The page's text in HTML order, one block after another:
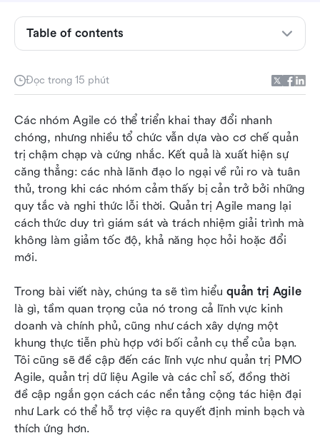
Đọc trong 15 phút
Các nhóm Agile có thể triển khai thay đổi nhanh
chóng, nhưng nhiều tổ chức vẫn dựa vào cơ chế quản
trị chậm chạp và cứng nhắc. Kết quả là xuất hiện sự
căng thẳng: các nhà lãnh đạo lo ngại về rủi ro và tuân
thủ, trong khi các nhóm cảm thấy bị cản trở bởi những
quy tắc và nghi thức lỗi thời. Quản trị Agile mang lại
cách thức duy trì giám sát và trách nhiệm giải trình mà
không làm giảm tốc độ, khả năng học hỏi hoặc đổi
mới.
Trong bài viết này, chúng ta sẽ tìm hiểu quản trị Agile
là gì, tầm quan trọng của nó trong cả lĩnh vực kinh
doanh và chính phủ, cũng như cách xây dựng một
khung thực tiễn phù hợp với bối cảnh cụ thể của bạn.
Tôi cũng sẽ đề cập đến các lĩnh vực như quản trị PMO
Agile, quản trị dữ liệu Agile và các chỉ số, đồng thời
đề cập ngắn gọn cách các nền tảng cộng tác hiện đại
như Lark có thể hỗ trợ việc ra quyết định minh bạch và
thích ứng hơn.
Table of contents
Tại sao quản trị linh hoạt lại quan trọng trong
thời đại thay đổi liên tục
Nguyên tắc cốt lõi của quản trị agile hiệu quả
Một khung quản trị linh hoạt mà bạn có thể điều
chỉnh với Lark
Từ quản trị truyền thống đến quản trị linh hoạt:
Những cạm bẫy thường gặp và cách tránh
chúng
Lợi ích của việc áp dụng quản trị linh hoạt
Quản trị các nhóm agile và dòng giá trị trong
thực tiễn
Kết luận
Câu hỏi thường gặp
Đọc liên quan